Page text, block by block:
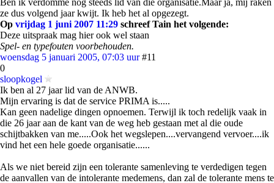
Ben ik verdomme nog steeds lid van die organisatie.Maar ja, mij raken
ze dus volgend jaar kwijt. Ik heb het al opgezegt.
Op vrijdag 1 juni 2007 11:29 schreef Tain het volgende:
Deze uitspraak mag hier ook wel staan
Spel- en typefouten voorbehouden.
woensdag 5 januari 2005, 07:03 uur #11
0
sloopkogel
Ik ben al 27 jaar lid van de ANWB.
Mijn ervaring is dat de service PRIMA is.....
Kan geen nadelige dingen opnoemen. Terwijl ik toch redelijk vaak in
die 26 jaar aan de kant van de weg heb gestaan met al die oude
schijtbakken van me.....Ook het wegslepen....vervangend vervoer....ik
vind het een hele goede organisatie......
Als we niet bereid zijn een tolerante samenleving te verdedigen tegen
de aanvallen van de intolerante medemens, dan zal de tolerante mens te